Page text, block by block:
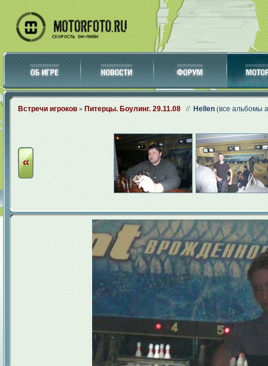
Встречи игроков » Питерцы. Боулинг. 29.11.08 // Hellen (все альбомы